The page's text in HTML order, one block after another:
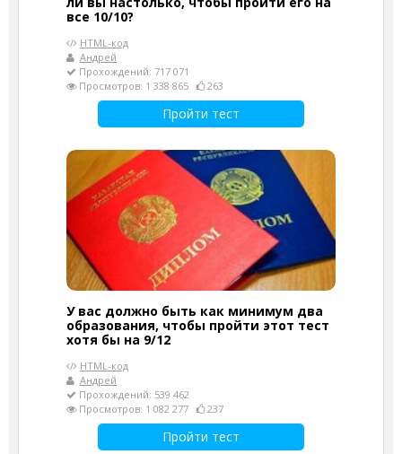
все 10/10?
HTML-код
Андрей
Прохождений: 717 071
Просмотров: 1 338 865
263
Пройти тест
У вас должно быть как минимум два
образования, чтобы пройти этот тест
хотя бы на 9/12
HTML-код
Андрей
Прохождений: 539 462
Просмотров: 1 082 277
237
Пройти тест